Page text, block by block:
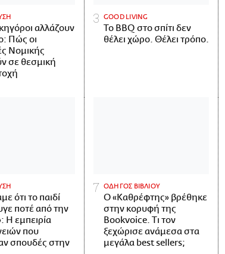
αλλάζουν
Πώς οι
Νομικής
σε θεσμική
GOOD LIVING
Το BBQ στο σπίτι δεν
θέλει χώρο. Θέλει τρόπο.
ότι το παιδί
ποτέ από την
Η εμπειρία
που
σπουδές στην
ΟΔΗΓΟΣ ΒΙΒΛΙΟΥ
Ο «Καθρέφτης» βρέθηκε
στην κορυφή της
Bookvoice. Τι τον
ξεχώρισε ανάμεσα στα
μεγάλα best sellers;